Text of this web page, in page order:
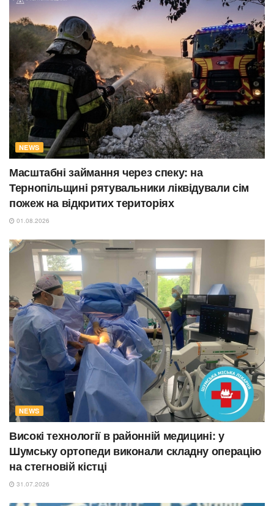
NEWS
Масштабні займання через спеку: на
Тернопільщині рятувальники ліквідували сім
пожеж на відкритих територіях
01.08.2026
NEWS
Високі технології в районній медицині: у
Шумську ортопеди виконали складну операцію
на стегновій кістці
31.07.2026